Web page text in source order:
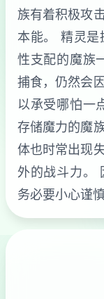
族有着积极攻
本能。 精灵是
性支配的魔族
捕食，仍然会
以承受哪怕一
存储魔力的魔
体也时常出现
外的战斗力。
务必要小心谨慎